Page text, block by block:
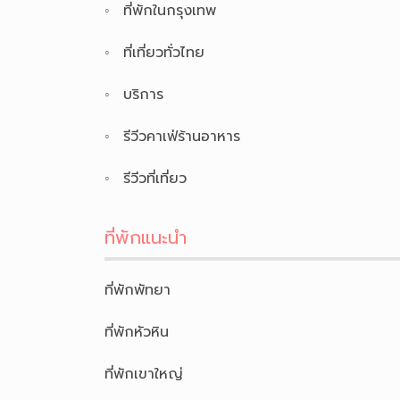
ที่พักในกรุงเทพ
ที่เที่ยวทั่วไทย
บริการ
รีวีวคาเฟ่ร้านอาหาร
รีวีวที่เที่ยว
ที่พักแนะนำ
ที่พักพัทยา
ที่พักหัวหิน
ที่พักเขาใหญ่